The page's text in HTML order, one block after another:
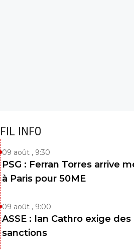
FIL INFO
09 août , 9:30
PSG : Ferran Torres arrive
à Paris pour 50ME
09 août , 9:00
ASSE : Ian Cathro exige des
sanctions